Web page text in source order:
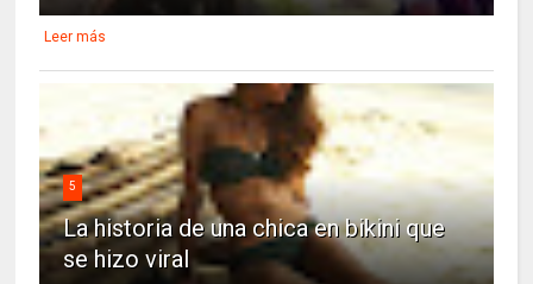
Leer más
5
La historia de una chica en bikini que
se hizo viral